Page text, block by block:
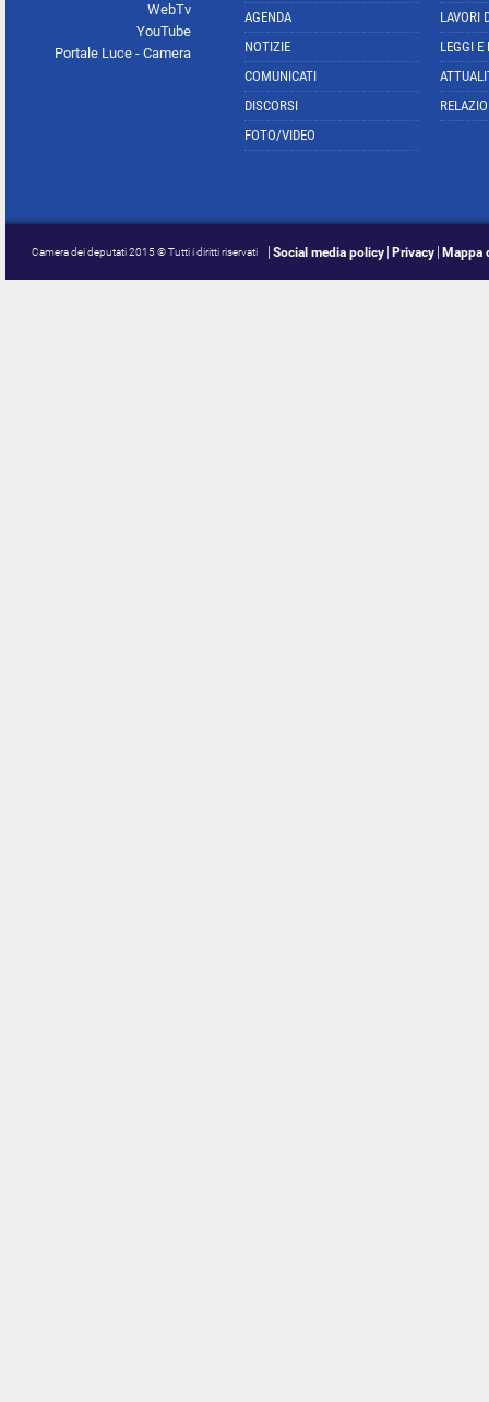
WebTv
YouTube
Portale Luce - Camera
AGENDA
NOTIZIE
COMUNICATI
DISCORSI
FOTO/VIDEO
LAVORI
LEGGI E
Camera dei deputati 2015 © Tutti i diritti riservati Social media policy Privacy Mappa